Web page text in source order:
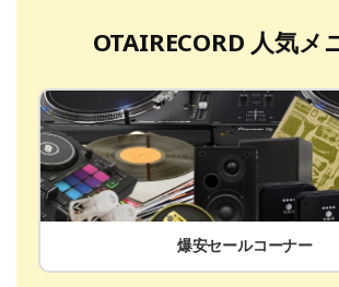
OTAIRECORD 人気メ
爆安セールコーナー